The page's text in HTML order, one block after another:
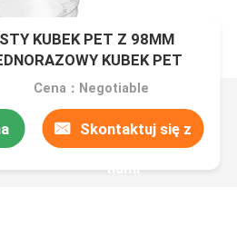
KUBEK PET Z 98MM
KUBEK PET
Cena：Negotiable
Skontaktuj się z
nami